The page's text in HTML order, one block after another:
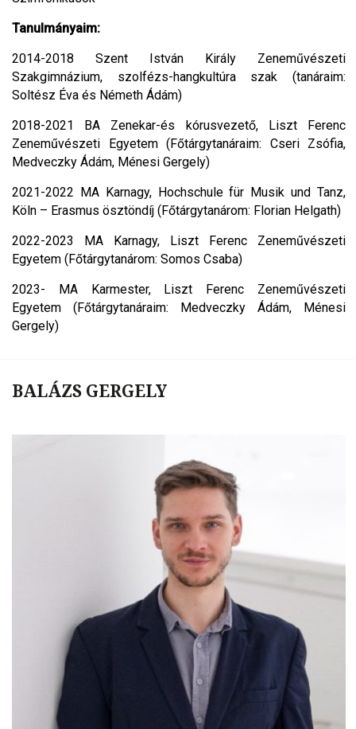
Tanulmányaim:
2014-2018 Szent István Király Zeneművészeti
Szakgimnázium, szolfézs-hangkultúra szak (tanáraim:
Soltész Éva és Németh Ádám)
2018-2021 BA Zenekar-és kórusvezető, Liszt Ferenc
Zeneművészeti Egyetem (Főtárgytanáraim: Cseri Zsófia,
Medveczky Ádám, Ménesi Gergely)
2021-2022 MA Karnagy, Hochschule für Musik und Tanz,
Köln – Erasmus ösztöndíj (Főtárgytanárom: Florian Helgath)
2022-2023 MA Karnagy, Liszt Ferenc Zeneművészeti
Egyetem (Főtárgytanárom: Somos Csaba)
2023- MA Karmester, Liszt Ferenc Zeneművészeti
Egyetem (Főtárgytanáraim: Medveczky Ádám, Ménesi
Gergely)
BALÁZS GERGELY